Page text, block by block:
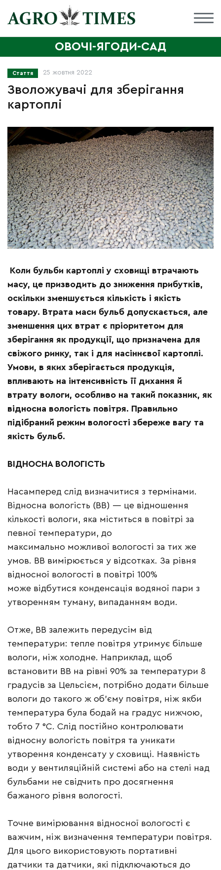
ОВОЧІ-ЯГОДИ-САД
Стаття 25 жовтня 2022
Зволожувачі для зберігання
картоплі
Коли бульби картоплі у сховищі втрачають
масу, це призводить до зниження прибутків,
оскільки зменшується кількість і якість
товару. Втрата маси бульб допускається, але
зменшення цих втрат є пріоритетом для
зберігання як продукції, що призначена для
свіжого ринку, так і для насіннєвої картоплі.
Умови, в яких зберігається продукція,
впливають на інтенсивність її дихання й
втрату вологи, особливо на такий показник, як
відносна вологість повітря. Правильно
підібраний режим вологості збереже вагу та
якість бульб.
ВІДНОСНА ВОЛОГІСТЬ
Насамперед слід визначитися з термінами.
Відносна вологість (ВВ) — це відношення
кількості вологи, яка міститься в повітрі за
певної температури, до
максимально можливої вологості за тих же
умов. ВВ вимірюється у відсотках. За рівня
відносної вологості в повітрі 100%
може відбутися конденсація водяної пари з
утворенням туману, випаданням води.
Отже, ВВ залежить передусім від
температури: тепле повітря утримує більше
вологи, ніж холодне. Наприклад, щоб
встановити ВВ на рівні 90% за температури 8
градусів за Цельсієм, потрібно додати більше
вологи до такого ж об’єму повітря, ніж якби
температура була бодай на градус нижчою,
тобто 7 °С. Слід постійно контролювати
відносну вологість повітря та уникати
утворення конденсату у сховищі. Наявність
води у вентиляційній системі або на стелі над
бульбами не свідчить про досягнення
бажаного рівня вологості.
Точне вимірювання відносної вологості є
важчим, ніж визначення температури повітря.
Для цього використовують портативні
датчики та датчики, які підключаються до